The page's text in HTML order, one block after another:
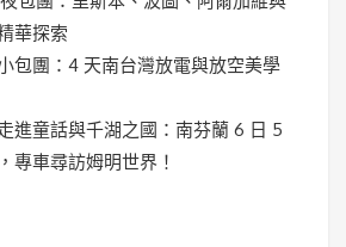
華探索
包團：4 天南台灣放電與放空美學
進童話與千湖之國：南芬蘭 6 日 5
專車尋訪姆明世界！